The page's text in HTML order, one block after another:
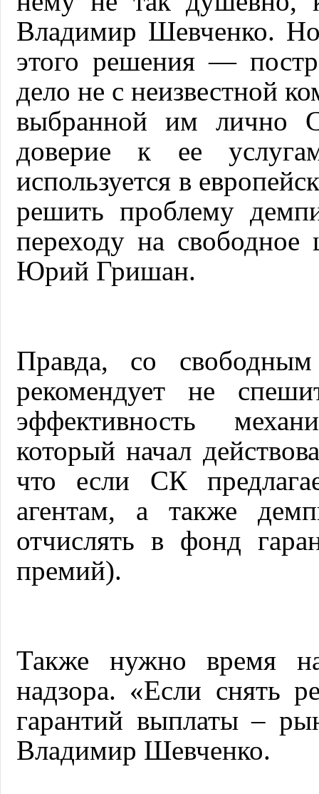
Владимир Шевченко.
этого решения —
дело не с неизвестной
выбранной им лично
доверие к ее
используется в
решить проблему
переходу на свободное
Юрий Гришан.
Правда, со свободным
рекомендует не
эффективность
который начал
что если СК
агентам, а также
отчислять в фонд
премий).
Также нужно время на
надзора. «Если снять
гарантий выплаты –
Владимир Шевченко.